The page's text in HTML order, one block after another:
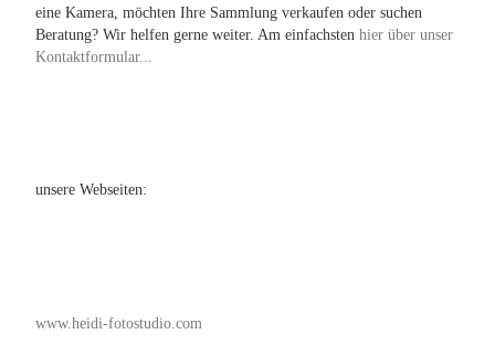
eine Kamera, möchten Ihre Sammlung verkaufen oder suchen
Beratung? Wir helfen gerne weiter. Am einfachsten hier über unser
Kontaktformular...
unsere Webseiten:
www.heidi-fotostudio.com